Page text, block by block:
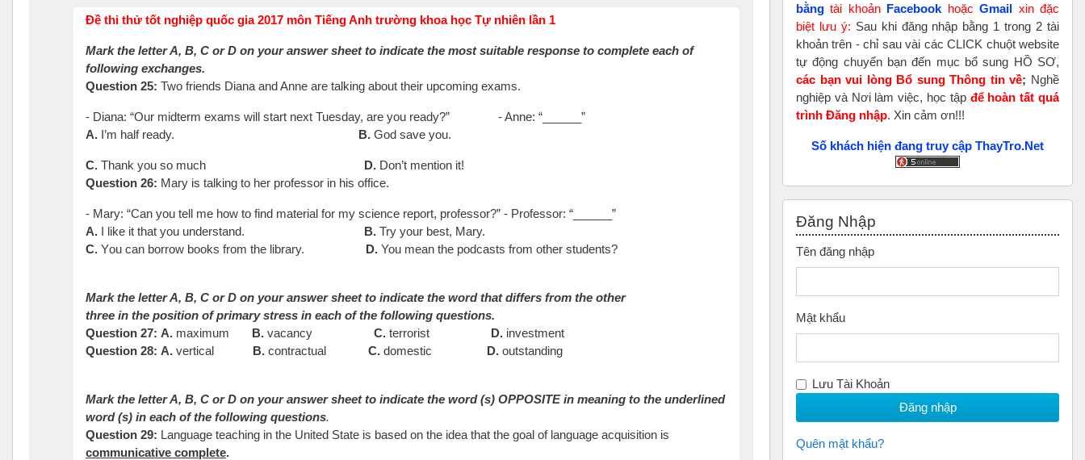
Đề thi thử tốt nghiệp quốc gia 2017 môn Tiếng Anh trường khoa học Tự nhiên lần 1
Mark the letter A, B, C or D on your answer sheet to indicate the most suitable response to complete each of
following exchanges.
Question 25: Two friends Diana and Anne are talking about their upcoming exams.
- Diana: “Our midterm exams will start next Tuesday, are you ready?” - Anne: “ ______”
A. I’m half ready. B. God save you.
C. Thank you so much D. Don’t mention it!
Question 26: Mary is talking to her professor in his office.
- Mary: “Can you tell me how to find material for my science report, professor?” - Professor: “ ______”
A. I like it that you understand. B. Try your best, Mary.
C. You can borrow books from the library. D. You mean the podcasts from other students?
Mark the letter A, B, C or D on your answer sheet to indicate the word that differs from the other
three in the position of primary stress in each of the following questions.
Question 27: A. maximum B. vacancy C. terrorist D. investment
Question 28: A. vertical B. contractual C. domestic D. outstanding
Mark the letter A, B, C or D on your answer sheet to indicate the word (s) OPPOSITE in meaning to the underlined
word (s) in each of the following questions.
Question 29: Language teaching in the United State is based on the idea that the goal of language acquisition is
communicative complete.
bằng tài khoản Facebook hoặcGmail xin đặc
biệt lưu ý: Sau khi đăng nhập bằng 1 trong 2 tài
khoản trên - chỉ sau vài các CLICK chuột website
tự động chuyển bạn đến mục bổ sung HỒ SƠ,
các bạn vui lòng Bổ sung Thông tin về; Nghề
nghiệp và Nơi làm việc, học tập để hoàn tấtquá
trình Đăng nhập. Xin cảm ơn!!!
Số khách hiện đang truy cập ThayTro.Net
Đăng Nhập
Tên đăng nhập
Mật khẩu
Lưu Tài Khoản
Quên mật khẩu?